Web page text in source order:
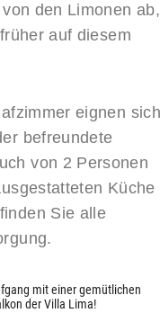
den Limonen ab,
auf diesem
eignen sich
befreundete
von 2 Personen
Küche
Sie alle
mit einer gemütlichen
der Villa Lima!